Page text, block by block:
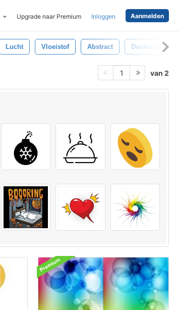
Upgrade naar Premium Inloggen Aanmelden
Lucht Vloeistof Abstract Duidelijk
1 van 2